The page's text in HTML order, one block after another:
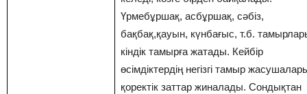
Үрмебұршақ, асбұршақ, сәбіз,
бақбақ,қауын, күнбағыс, т.б.
кіндік тамырға жатады. Кейбір
өсімдіктердің негізгі тамыр
қоректік заттар жиналады. Сондықтан